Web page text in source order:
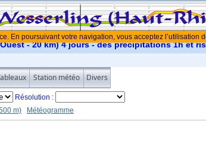
- 20 km) 4 jours - des précipitations 1h et
Station météo Divers
Résolution :
m) Météogramme
En poursuivant votre navigation, vous acceptez l’utilisation